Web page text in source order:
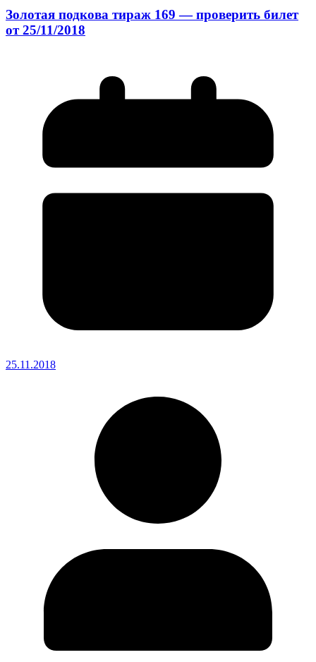
Золотая подкова тираж 169 — проверить билет
от 25/11/2018
25.11.2018